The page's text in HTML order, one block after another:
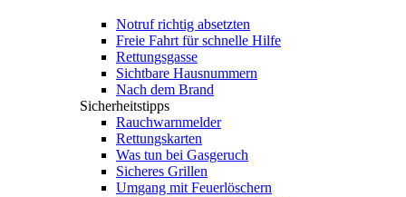
Notruf richtig absetzten
Freie Fahrt für schnelle Hilfe
Rettungsgasse
Sichtbare Hausnummern
Nach dem Brand
Sicherheitstipps
Rauchwarnmelder
Rettungskarten
Was tun bei Gasgeruch
Sicheres Grillen
Umgang mit Feuerlöschern